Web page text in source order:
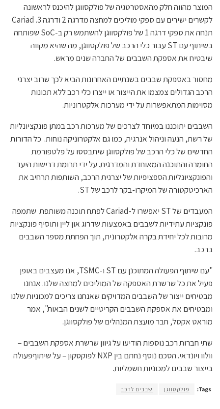
המוצר מהווה חלק מהאסטרטגיה של פולקסווגן להיכנס לראשונה
לקשרים ישירים עם ספקי מוליכים למחצה מדרגה 2 ודרגה 3. Cariad
תנחה את ספקי דרגה 1 של פולקסווגן להשתמש רק ב-SoC שפותחה
בשיתוף עם ST עבור כלי הרכב של פולקסווגן, מה שהיא מקווה
שיבטיח את אספקת השבבים של החברה שנים מראש.
מחסור באספקת שבבים בשנתיים האחרונות הביא לכך שרוב יצרני
הרכב הגדולים צמצמו את הייצור או ייצרו כלי רכב ללא תכונות
מסוימות המתאפשרות על ידי מערכות אלקטרוניות.
השבבים יתוכננו במיוחד לצרכים של מערכות רכב במתן פונקציונליות
של רשת, הנעה וניהול אנרגיה, כמו גם אלקטרוניקה נוחות. כל הדורות
החדשים של כלי הרכב של פולקסווגן שיתבססו על פלטפורמת
החומרה והתוכנה המאוחדת והמדרגית. על ידי תרומת דרישות היעד
והפונקציונליות הספציפיות של יצרנית הרכב, השותפות תרחיב את
הארכיטקטורה של המיקרו-בקר לרכב של ST.
המעבדים של ST יאפשרו ל-Cariad לפתח תוכנה משותפת שתמפה
פונקציות עתידיות לשבבים באמצעות שדרוג און ליין ותוסיף פונקציות
מרובות לכל יחידת בקרה אלקטרונית, תוך הפחתת מספר השבבים
ברכב.
"עם שיתוף הפעולה המתוכנן עם ST ו-TSMC, אנו מעצבים באופן
פעיל את כל שרשרת האספקה של המוליכים למחצה שלנו. אנחנו
מבטיחים ייצור של השבבים המדויקים שאנחנו צריכים למכוניות שלנו
ומבטיחים את אספקת השבבים הקריטיים לשנים הבאות", אמר
מוראט אקסל, חבר מועצת המנהלים של פולקסווגן.
שתי חברות רכב נוספות הודיעו על גיוון שרשרת אספקת השבבים –
וולוו ויונדאי. הסכם נוסף נחתם בין NXP לפוקסקון – על שיתוףפעולה
בייצור שבבים למכוניות חשמליות.
Tags: פולקסווגן שבבים לרכב